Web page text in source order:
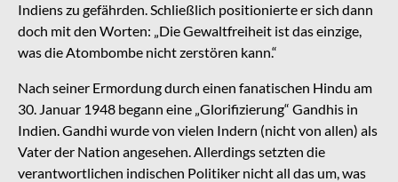
Indiens zu gefährden. Schließlich positionierte er sich dann
doch mit den Worten: „Die Gewaltfreiheit ist das einzige,
was die Atombombe nicht zerstören kann.“
Nach seiner Ermordung durch einen fanatischen Hindu am
30. Januar 1948 begann eine „Glorifizierung“ Gandhis in
Indien. Gandhi wurde von vielen Indern (nicht von allen) als
Vater der Nation angesehen. Allerdings setzten die
verantwortlichen indischen Politiker nicht all das um, was